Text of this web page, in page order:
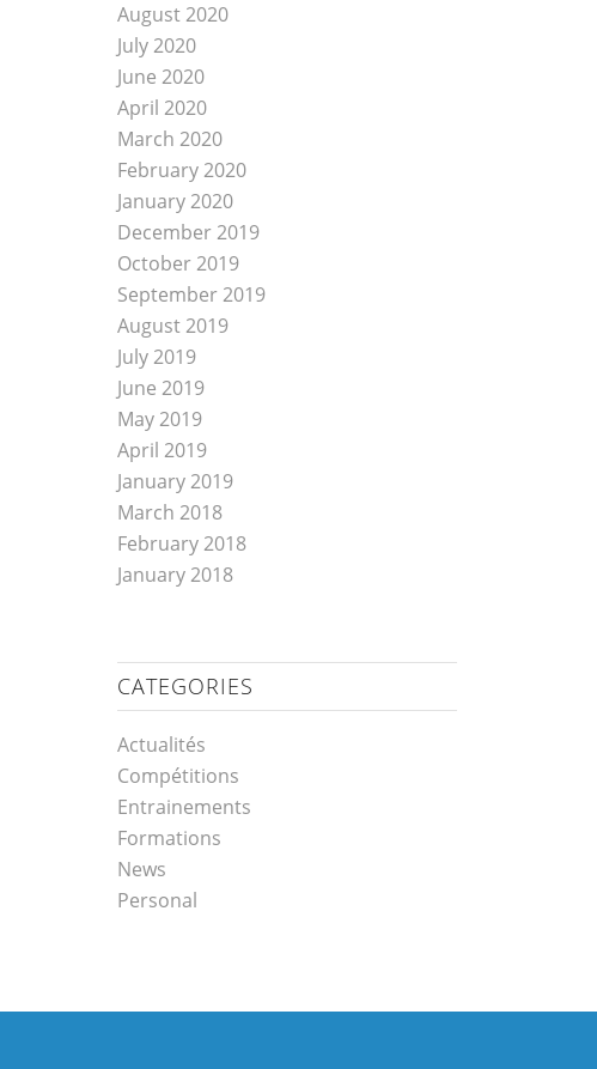
August 2020
July 2020
June 2020
April 2020
March 2020
February 2020
January 2020
December 2019
October 2019
September 2019
August 2019
July 2019
June 2019
May 2019
April 2019
January 2019
March 2018
February 2018
January 2018
CATEGORIES
Actualités
Compétitions
Entrainements
Formations
News
Personal